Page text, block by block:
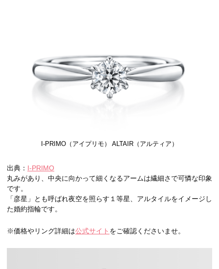
I-PRIMO（アイプリモ） ALTAIR（アルティア）
出典： I-PRIMO
丸みがあり、中央に向かって細くなるアームは繊細さで可憐な印象
です。
「彦星」とも呼ばれ夜空を照らす１等星、アルタイルをイメージし
た婚約指輪です。
※価格やリング詳細は公式サイト をご確認くださいませ。